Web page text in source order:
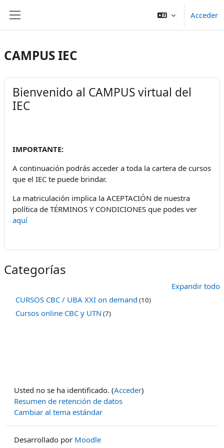
Acceder
CAMPUS IEC
Bienvenido al CAMPUS virtual del
IEC
IMPORTANTE:
A continuación podrás acceder a toda la cartera de cursos
que el IEC te puede brindar.
La matriculación implica la ACEPTACIÓN de nuestra
política de TÉRMINOS Y CONDICIONES que podes ver
aquí
Categorías
Expandir todo
CURSOS CBC / UBA XXI on demand (10)
Cursos online CBC y UTN (7)
Usted no se ha identificado. (Acceder)
Resumen de retención de datos
Cambiar al tema estándar
Desarrollado por Moodle